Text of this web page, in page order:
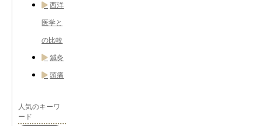
西洋
医学と
の比較
鍼灸
頭痛
人気のキーワ
ード